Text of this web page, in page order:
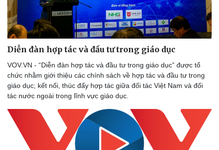
Diễn đàn hợp tác và đầu tư trong giáo dục
VOV.VN - “Diễn đàn hợp tác và đầu tư trong giáo dục” được tổ
chức nhằm giới thiệu các chính sách về hợp tác và đầu tư trong
giáo dục; kết nối, thúc đẩy hợp tác giữa đối tác Việt Nam và đối
tác nước ngoài trong lĩnh vực giáo dục.